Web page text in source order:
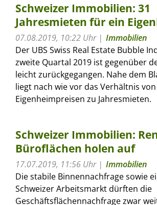
Schweizer Immobilien: 31
Jahresmieten für ein
07.08.2019, 10:22 Uhr
Immobilien
Der UBS Swiss Real Estate Bubble
zweite Quartal 2019 ist gegenüber
leicht zurückgegangen. Nahe dem
liegt nach wie vor das Verhältnis von
Eigenheimpreisen zu Jahresmieten.
Schweizer Immobilien:
Büroflächen holen auf
17.07.2019, 11:56 Uhr
Immobilien
Die stabile Binnennachfrage sowie
Schweizer Arbeitsmarkt dürften die
Geschäftsflächennachfrage zwar